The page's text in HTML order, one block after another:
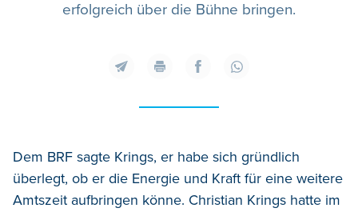
erfolgreich über die Bühne bringen.
Dem BRF sagte Krings, er habe sich gründlich
überlegt, ob er die Energie und Kraft für eine weitere
Amtszeit aufbringen könne. Christian Krings hatte im